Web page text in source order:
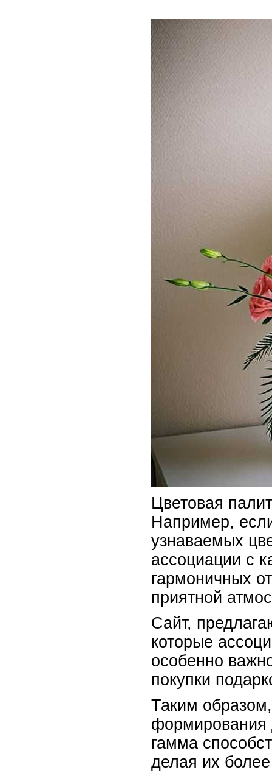
Цветовая
Например,
узнаваемых
ассоциации с
гармоничных
приятной
Сайт,
которые
особенно
покупки
Таким
формирования
гамма
делая их